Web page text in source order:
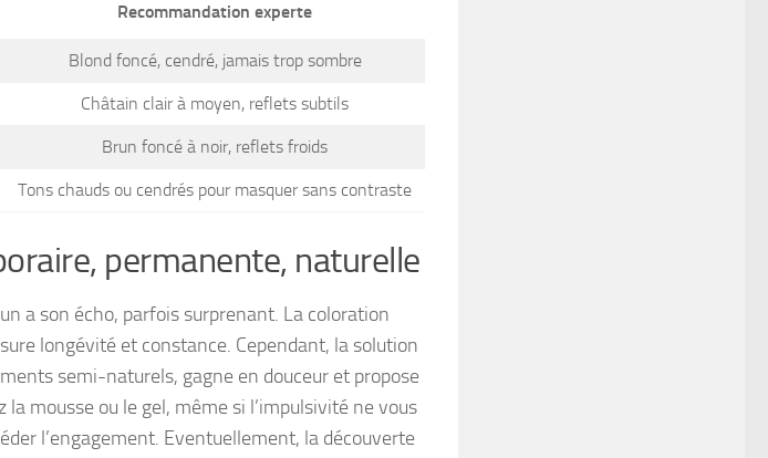
Recommandation experte
Blond foncé, cendré, jamais trop sombre
Châtain clair à moyen, reflets subtils
Brun foncé à noir, reflets froids
Tons chauds ou cendrés pour masquer sans contraste
permanente, naturelle
a son écho, parfois surprenant. La coloration
longévité et constance. Cependant, la solution
semi-naturels, gagne en douceur et propose
mousse ou le gel, même si l’impulsivité ne vous
l’engagement. Eventuellement, la découverte